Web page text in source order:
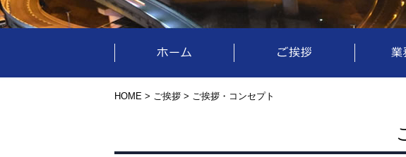
HOME > ご挨拶 > ご挨拶・コンセプト